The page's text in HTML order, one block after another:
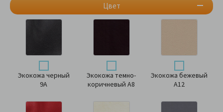
Цвет
Экокожа черный
9А
Экокожа темно-
коричневый А8
Экокожа бежевый
А12